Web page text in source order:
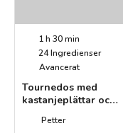
1 h 30 min
24Ingredienser
Avancerat
Tournedos med
kastanjeplättar och
karamellsås
Petter